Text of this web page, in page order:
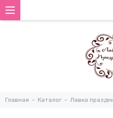
Главная Каталог Лавка